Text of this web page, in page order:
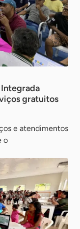
gratuitos
e atendimentos
o